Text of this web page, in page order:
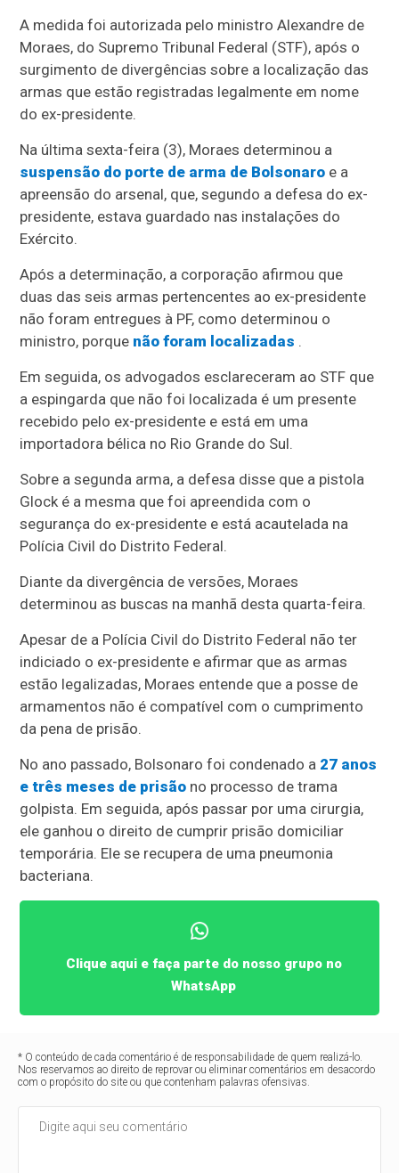
A medida foi autorizada pelo ministro Alexandre de
Moraes, do Supremo Tribunal Federal (STF), após o
surgimento de divergências sobre a localização das
armas que estão registradas legalmente em nome
do ex-presidente.
Na última sexta-feira (3), Moraes determinou a
suspensão do porte de arma de Bolsonaro e a
apreensão do arsenal, que, segundo a defesa do ex-
presidente, estava guardado nas instalações do
Exército.
Após a determinação, a corporação afirmou que
duas das seis armas pertencentes ao ex-presidente
não foram entregues à PF, como determinou o
ministro, porque não foram localizadas .
Em seguida, os advogados esclareceram ao STF que
a espingarda que não foi localizada é um presente
recebido pelo ex-presidente e está em uma
importadora bélica no Rio Grande do Sul.
Sobre a segunda arma, a defesa disse que a pistola
Glock é a mesma que foi apreendida com o
segurança do ex-presidente e está acautelada na
Polícia Civil do Distrito Federal.
Diante da divergência de versões, Moraes
determinou as buscas na manhã desta quarta-feira.
Apesar de a Polícia Civil do Distrito Federal não ter
indiciado o ex-presidente e afirmar que as armas
estão legalizadas, Moraes entende que a posse de
armamentos não é compatível com o cumprimento
da pena de prisão.
No ano passado, Bolsonaro foi condenado a 27 anos
e três meses de prisão no processo de trama
golpista. Em seguida, após passar por uma cirurgia,
ele ganhou o direito de cumprir prisão domiciliar
temporária. Ele se recupera de uma pneumonia
bacteriana.
Clique aqui e faça parte do nosso grupo no
WhatsApp
* O conteúdo de cada comentário é de responsabilidade de quem realizá-lo.
Nos reservamos ao direito de reprovar ou eliminar comentários em desacordo
com o propósito do site ou que contenham palavras ofensivas.